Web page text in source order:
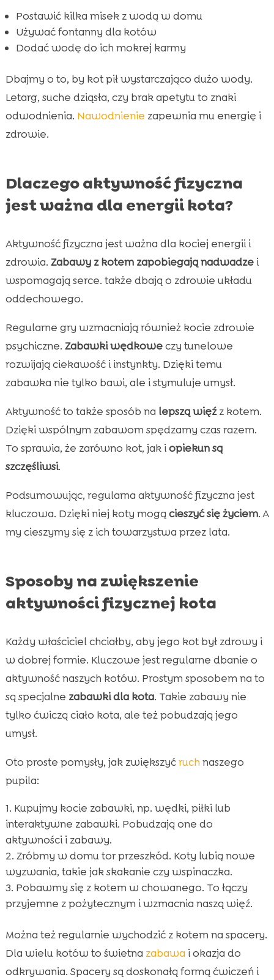
Postawić kilka misek z wodą w domu
Używać fontanny dla kotów
Dodać wodę do ich mokrej karmy
Dbajmy o to, by kot pił wystarczająco dużo wody.
Letarg, suche dziąsła, czy brak apetytu to znaki
odwodnienia. Nawodnienie zapewnia mu energię i
zdrowie.
Dlaczego aktywność fizyczna
jest ważna dla energii kota?
Aktywność fizyczna jest ważna dla kociej energii i
zdrowia. Zabawy z kotem zapobiegają nadwadzei
wspomagają serce. także dbają o zdrowie układu
oddechowego.
Regularne gry wzmacniają również kocie zdrowie
psychiczne. Zabawki wędkoweczy tunelowe
rozwijają ciekawość i instynkty. Dzięki temu
zabawka nie tylko bawi, ale i stymuluje umysł.
Aktywność to także sposób na lepszą więźz kotem.
Dzięki wspólnym zabawom spędzamy czas razem.
To sprawia, że zarówno kot, jak iopiekun są
szczęśliwsi.
Podsumowując, regularna aktywność fizyczna jest
kluczowa. Dzięki niej koty mogą cieszyć się życiem. A
my cieszymy się z ich towarzystwa przez lata.
Sposoby na zwiększenie
aktywności fizycznej kota
Każdy właściciel chciałby, aby jego kot był zdrowy i
w dobrej formie. Kluczowe jest regularne dbanie o
aktywność naszych kotów. Prostym sposobem na to
są specjalne zabawki dla kota. Takie zabawy nie
tylko ćwiczą ciało kota, ale też pobudzają jego
umysł.
Oto proste pomysły, jak zwiększyćruch naszego
pupila:
Kupujmy kocie zabawki, np. wędki, piłki lub
interaktywne zabawki. Pobudzają one do
aktywności i zabawy.
Zróbmy w domu tor przeszkód. Koty lubią nowe
wyzwania, takie jak skakanie czy wspinaczka.
Pobawmy się z kotem w chowanego. To łączy
przyjemne z pożytecznym i wzmacnia naszą więź.
Można też regularnie wychodzić z kotem na spacery.
Dla wielu kotów to świetna zabawa i okazja do
odkrywania. Spacery są doskonałą formą ćwiczeń i